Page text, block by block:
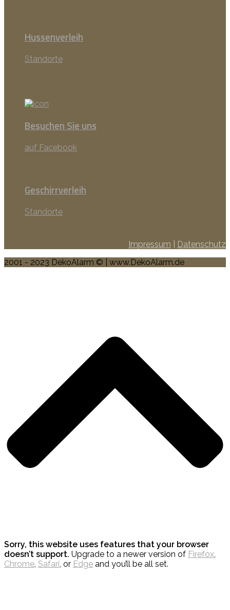
Hussenverleih
Standorte
Besuchen Sie uns
auf Facebook
Geschirrverleih
Standorte
Impressum
Datenschutz
2001 - 2023 DekoAlarm © | www.DekoAlarm.de
Sorry, this website uses features that your browser
doesn’t support. Upgrade to a newer version of Firefox,
Chrome, Safari, or Edge and you’ll be all set.